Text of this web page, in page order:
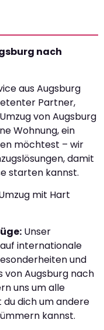
nach
aus Augsburg
Partner,
von Augsburg
Wohnung, ein
möchtest – wir
damit
starten kannst.
mit Hart
Unser
internationale
und
von Augsburg nach
uns um alle
dich um andere
kannst.